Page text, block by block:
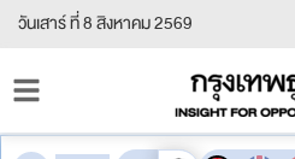
วันเสาร์ ที่ 8 สิงหาคม 2569